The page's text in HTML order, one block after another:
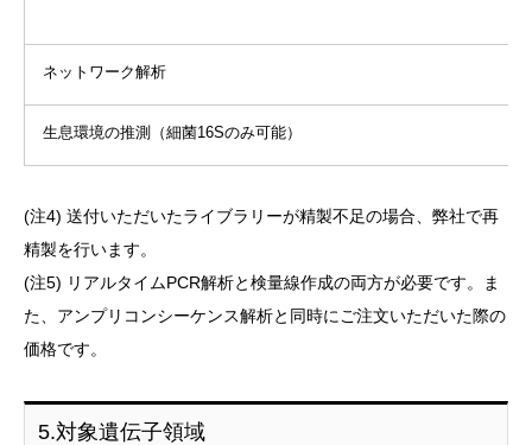
ネットワーク解析
生息環境の推測（細菌16Sのみ可能）
(注4) 送付いただいたライブラリーが精製不足の場合、弊社で再
精製を行います。
(注5) リアルタイムPCR解析と検量線作成の両方が必要です。ま
た、アンプリコンシーケンス解析と同時にご注文いただいた際の
価格です。
5.対象遺伝子領域